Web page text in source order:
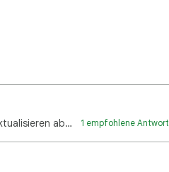
Ich komme in Whats app nicht mehr rein und mein Handy sagt ich soll es aktualisieren aber ich finde … 1 empfohlene Antwort